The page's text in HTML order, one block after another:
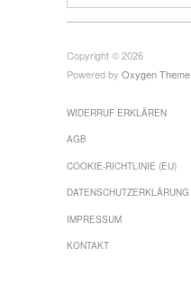
Copyright © 2026
Powered by Oxygen Theme
WIDERRUF ERKLÄREN
AGB
COOKIE-RICHTLINIE (EU)
DATENSCHUTZERKLÄRUNG
IMPRESSUM
KONTAKT